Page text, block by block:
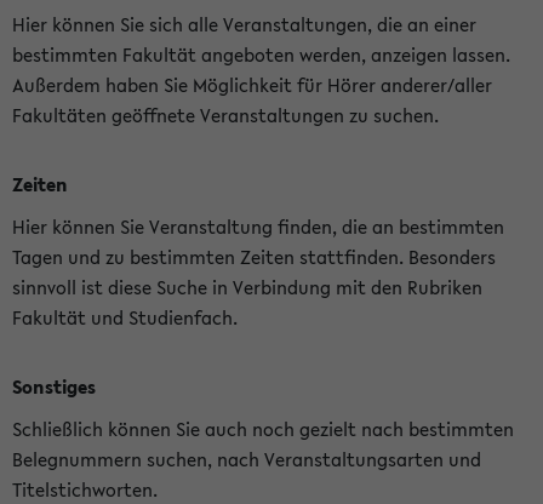
Hier können Sie sich alle Veranstaltungen, die an einer
bestimmten Fakultät angeboten werden, anzeigen lassen.
Außerdem haben Sie Möglichkeit für Hörer anderer/aller
Fakultäten geöffnete Veranstaltungen zu suchen.
Zeiten
Hier können Sie Veranstaltung finden, die an bestimmten
Tagen und zu bestimmten Zeiten stattfinden. Besonders
sinnvoll ist diese Suche in Verbindung mit den Rubriken
Fakultät und Studienfach.
Sonstiges
Schließlich können Sie auch noch gezielt nach bestimmten
Belegnummern suchen, nach Veranstaltungsarten und
Titelstichworten.